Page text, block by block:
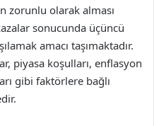
zorunlu olarak alması
sonucunda üçüncü
amacı taşımaktadır.
piyasa koşulları, enflasyon
gibi faktörlere bağlı